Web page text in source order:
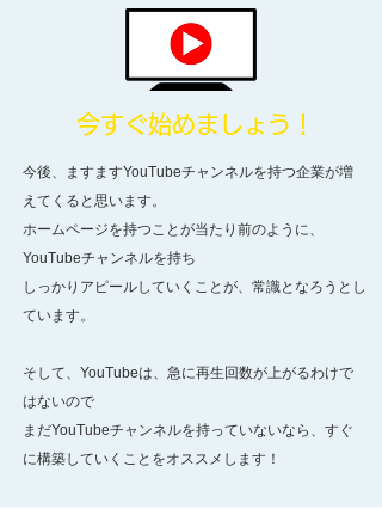
​今すぐ始めましょう！
今後、ますますYouTubeチャンネルを持つ企業が増
えてくると思います。
ホームページを持つことが当たり前のように、
YouTubeチャンネルを持ち
しっかりアピールしていくことが、常識となろうとし
ています。
そして、YouTubeは、急に再生回数が上がるわけで
はないので
まだYouTubeチャンネルを持っていないなら、 すぐ
に構築していくことをオススメします！